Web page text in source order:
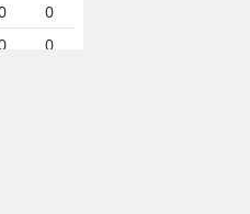
0
0